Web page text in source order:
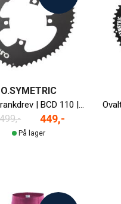
O.SYMETRIC
Ovalt Krankdrev | BCD 110 | 50T | 2x11-delt | Dura-Ace/Ultegra/105
449,-
På lager